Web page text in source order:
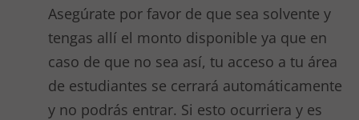
Asegúrate por favor de que sea solvente y
tengas allí el monto disponible ya que en
caso de que no sea así, tu acceso a tu área
de estudiantes se cerrará automáticamente
y no podrás entrar. Si esto ocurriera y es